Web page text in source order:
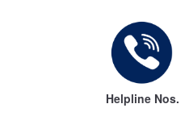
Helpline Nos.